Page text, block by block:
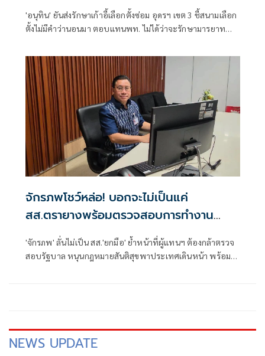
'อนุทิน' ยันส่งรักษาเก้าอี้เลือกตั้งซ่อม อุดรฯ เขต 3 ชี้สนามเลือก
ตั้งไม่มีคำว่านอนมา ตอบแทนพท. ไม่ได้ว่าจะรักษามารยาท
จักรภพโชว์หล่อ! บอกจะไม่เป็นแค่
สส.ตรายางพร้อมตรวจสอบการทำงาน
รัฐบาลด้วย
'จักรภพ' ลั่นไม่เป็น สส.'ยกมือ' ย้ำหน้าที่ผู้แทนฯ ต้องกล้าตรวจ
สอบรัฐบาล หนุนกฎหมายสันติสุขพาประเทศเดินหน้า พร้อมชี้
NEWS UPDATE